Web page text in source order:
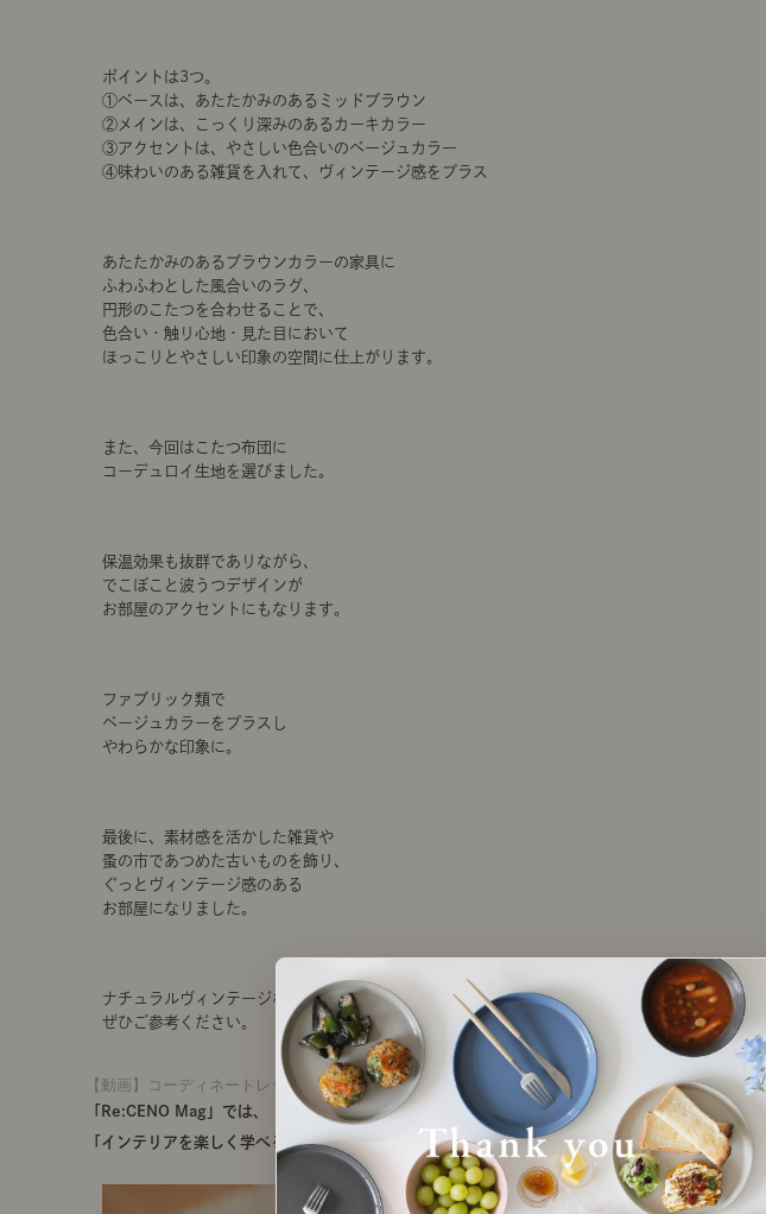
ポイントは3つ。
①ベースは、あたたかみのあるミッドブラウン
②メインは、こっくり深みのあるカーキカラー
③アクセントは、やさしい色合いのベージュカラー
④味わいのある雑貨を入れて、ヴィンテージ感をプラス
あたたかみのあるブラウンカラーの家具に
ふわふわとした風合いのラグ、
円形のこたつを合わせることで、
色合い・触り心地・見た目において
ほっこりとやさしい印象の空間に仕上がります。
また、今回はこたつ布団に
コーデュロイ生地を選びました。
保温効果も抜群でありながら、
でこぼこと波うつデザインが
お部屋のアクセントにもなります。
ファブリック類で
ベージュカラーをプラスし
やわらかな印象に。
最後に、素材感を活かした雑貨や
蚤の市であつめた古いものを飾り、
ぐっとヴィンテージ感のある
お部屋になりました。
ナチュラルヴィンテージなこたつコーディネート、
ぜひご参考ください。
【動画】コーディネートレッスン22｜ブラウンカラーでほっこりくつろぐ、こたつコーディネート
「Re:CENO Mag」では、
「インテリアを楽しく学べる記事」を発信中です！